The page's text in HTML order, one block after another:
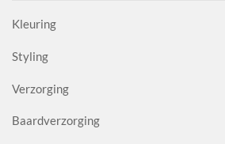
Kleuring
Styling
Verzorging
Baardverzorging